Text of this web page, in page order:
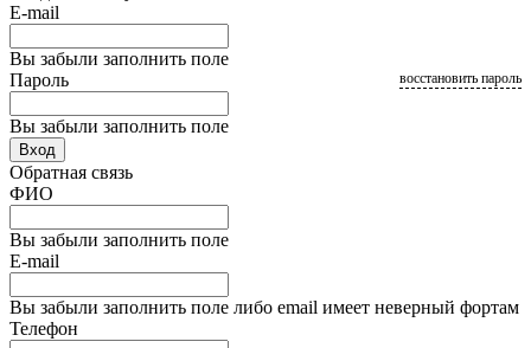
E-mail
Вы забыли заполнить поле
Пароль
Вы забыли заполнить поле
восстановить пароль
Вход
Обратная связь
ФИО
Вы забыли заполнить поле
E-mail
Вы забыли заполнить поле либо email имеет неверный фортам
Телефон